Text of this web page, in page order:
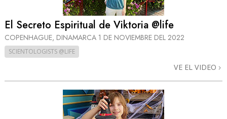
El Secreto Espiritual de Viktoria @life
COPENHAGUE, DINAMARCA 1 DE NOVIEMBRE DEL 2022
SCIENTOLOGISTS @LIFE
VE EL VIDEO